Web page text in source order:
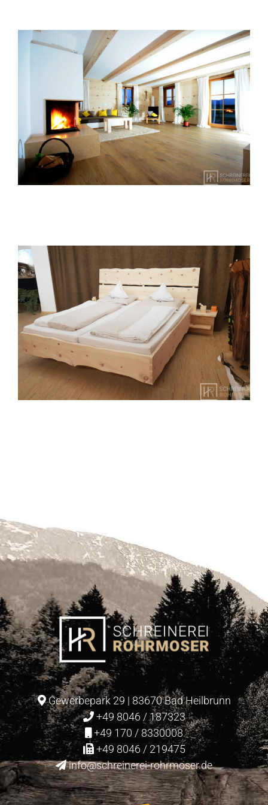
Begehbarer Kleiderschrank
Wohn(T)räume
Schlafzimmer
Gewerbepark 29 | 83670 Bad Heilbrunn
+49 8046 / 187323
+49 170 / 8330008
+49 8046 / 219475
info@schreinerei-rohrmoser.de